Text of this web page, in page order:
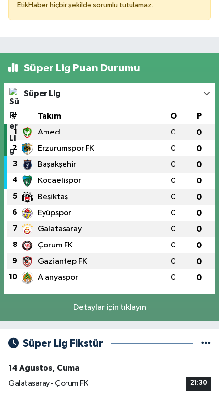
EtikHaber hiçbir şekilde sorumlu tutulamaz.
Süper Lig Puan Durumu
Süper Lig
# Takım O P
1 Amed 0 0
2 Erzurumspor FK 0 0
3 Başakşehir 0 0
4 Kocaelispor 0 0
5 Beşiktaş 0 0
6 Eyüpspor 0 0
7 Galatasaray 0 0
8 Çorum FK 0 0
9 Gaziantep FK 0 0
10 Alanyaspor 0 0
Detaylar için tıklayın
Süper Lig Fikstür
14 Ağustos, Cuma
Galatasaray - Çorum FK
21:30